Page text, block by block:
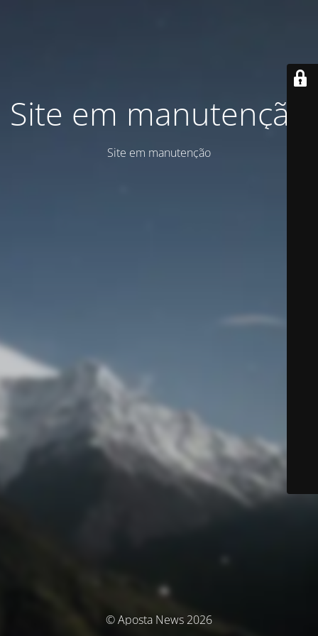
Site em manutenção
Site em manutenção
© Aposta News 2026